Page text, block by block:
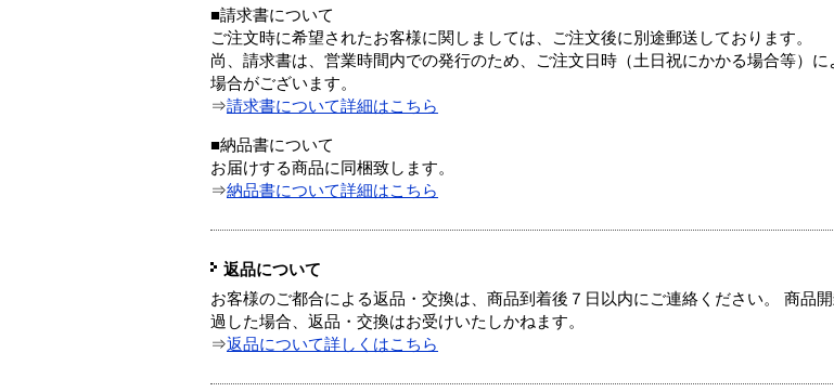
■請求書について
ご注文時に希望されたお客様に関しましては、ご注文後に別途郵送しております。
尚、請求書は、営業時間内での発行のため、ご注文日時（土日祝にかかる場合等）
場合がございます。
⇒請求書について詳細はこちら
■納品書について
お届けする商品に同梱致します。
⇒納品書について詳細はこちら
返品について
お客様のご都合による返品・交換は、商品到着後７日以内にご連絡ください。 商品
過した場合、返品・交換はお受けいたしかねます。
⇒返品について詳しくはこちら